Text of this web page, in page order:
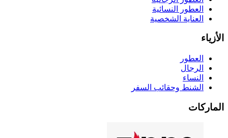
العطور النسائية
العناية الشخصية
الأزياء
العطور
الرجال
النساء
الشنط وحقائب السفر
الماركات